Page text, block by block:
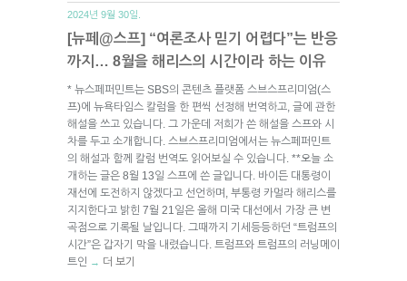
2024년 9월 30일.
[뉴페@스프] “여론조사 믿기 어렵다”는 반응
까지… 8월을 해리스의 시간이라 하는 이유
* 뉴스페퍼민트는 SBS의 콘텐츠 플랫폼 스브스프리미엄(스
프)에 뉴욕타임스 칼럼을 한 편씩 선정해 번역하고, 글에 관한
해설을 쓰고 있습니다. 그 가운데 저희가 쓴 해설을 스프와 시
차를 두고 소개합니다. 스브스프리미엄에서는 뉴스페퍼민트
의 해설과 함께 칼럼 번역도 읽어보실 수 있습니다. **오늘 소
개하는 글은 8월 13일 스프에 쓴 글입니다. 바이든 대통령이
재선에 도전하지 않겠다고 선언하며, 부통령 카멀라 해리스를
지지한다고 밝힌 7월 21일은 올해 미국 대선에서 가장 큰 변
곡점으로 기록될 날입니다. 그때까지 기세등등하던 “트럼프의
시간”은 갑자기 막을 내렸습니다. 트럼프와 트럼프의 러닝메이
트인 → 더 보기